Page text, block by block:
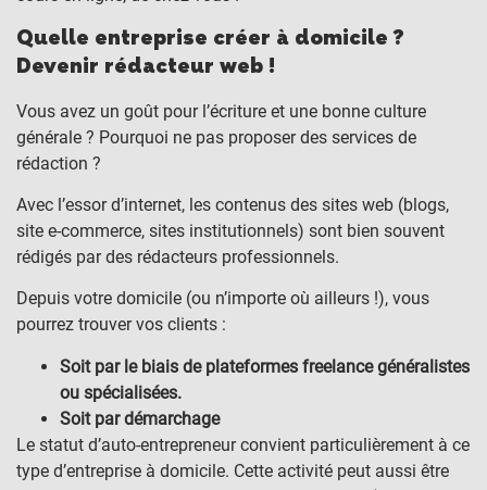
Quelle entreprise créer à domicile ?
Devenir rédacteur web !
Vous avez un goût pour l’écriture et une bonne culture
générale ? Pourquoi ne pas proposer des services de
rédaction ?
Avec l’essor d’internet, les contenus des sites web (blogs,
site e-commerce, sites institutionnels) sont bien souvent
rédigés par des rédacteurs professionnels.
Depuis votre domicile (ou n’importe où ailleurs !), vous
pourrez trouver vos clients :
Soit par le biais de plateformes freelance généralistes
ou spécialisées.
Soit par démarchage
Le statut d’auto-entrepreneur convient particulièrement à ce
type d’entreprise à domicile. Cette activité peut aussi être